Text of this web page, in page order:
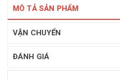
MÔ TẢ SẢN PHẨM
VẬN CHUYỂN
ĐÁNH GIÁ